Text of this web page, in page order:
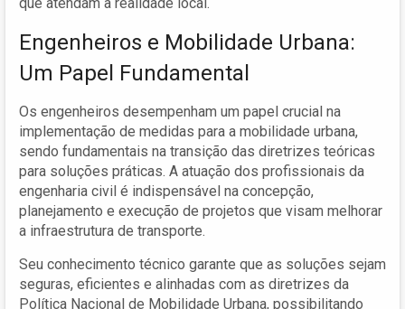
Engenheiros e Mobilidade Urbana:
Um Papel Fundamental
Os engenheiros desempenham um papel crucial na
implementação de medidas para a mobilidade urbana,
sendo fundamentais na transição das diretrizes teóricas
para soluções práticas. A atuação dos profissionais da
engenharia civil é indispensável na concepção,
planejamento e execução de projetos que visam melhorar
a infraestrutura de transporte.
Seu conhecimento técnico garante que as soluções sejam
seguras, eficientes e alinhadas com as diretrizes da
Política Nacional de Mobilidade Urbana, possibilitando